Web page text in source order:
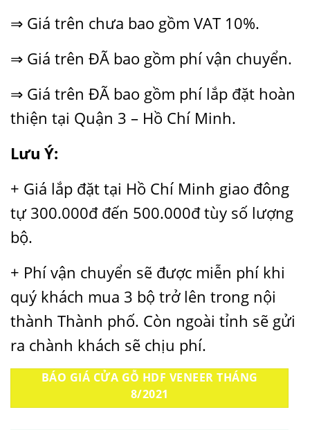
⇒ Giá trên chưa bao gồm VAT 10%.
⇒ Giá trên ĐÃ bao gồm phí vận chuyển.
⇒ Giá trên ĐÃ bao gồm phí lắp đặt hoàn
thiện tại Quận 3 – Hồ Chí Minh.
Lưu Ý:
+ Giá lắp đặt tại Hồ Chí Minh giao đông
tự 300.000đ đến 500.000đ tùy số lượng
bộ.
+ Phí vận chuyển sẽ được miễn phí khi
quý khách mua 3 bộ trở lên trong nội
thành Thành phố. Còn ngoài tỉnh sẽ gửi
ra chành khách sẽ chịu phí.
BÁO GIÁ CỬA GỖ HDF VENEER THÁNG
8/2021